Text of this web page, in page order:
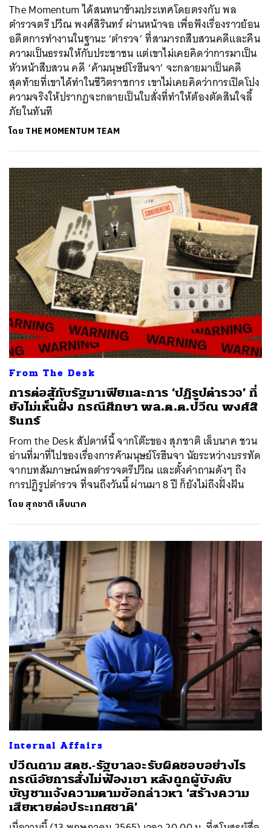
The Momentum ได้สนทนาข้ามประเทศโดยตรงกับ พล
ตำรวจตรี ปวีณ พงศ์สิรินทร์ ผ่านหน้าจอ เพื่อฟังเรื่องราวย้อน
อดีตการทำงานในฐานะ ‘ตำรวจ’ ที่สามารถสืบสวนคดีและคืน
ความเป็นธรรมให้กับประชาชน แต่เขาไม่เคยคิดว่าการมาเป็น
หัวหน้าสืบสวน คดี ‘ค้ามนุษย์โรฮีนจา’ จะกลายมาเป็นคดี
สุดท้ายที่เขาได้ทำในชีวิตราชการ เขาไม่เคยคิดว่าการเปิดโปง
ความจริงให้ปรากฏจะกลายเป็นใบสั่งที่ทำให้ต้องตัดสินใจลี้
ภัยในทันที
โดย THE MOMENTUM TEAM
From The Desk
การต่อสู้กับรัฐมาเฟียและการ ‘ปฏิรูปตำรวจ’ ที่
ยังไม่เห็นฝั่ง กรณีศึกษา พล.ต.ต.ปวีณ พงศ์สิ
รินทร์
From the Desk สัปดาห์นี้ จากโต๊ะของ สุภชาติ เล็บนาค ชวน
อ่านที่มาที่ไปของเรื่องการค้ามนุษย์โรฮีนจา นัยระหว่างบรรทัด
จากบทสัมภาษณ์พลตำรวจตรีปวีณ และตั้งคำถามดังๆ ถึง
การปฏิรูปตำรวจ ที่จนถึงวันนี้ ผ่านมา 8 ปี ก็ยังไม่ถึงฝั่งฝัน
โดย สุภชาติ เล็บนาค
Internal Affairs
ปวีณถาม สตช.-รัฐบาลจะรับผิดชอบอย่างไร
กรณีอัยการสั่งไม่ฟ้องเขา หลังถูกผู้บังคับ
บัญชาแจ้งความตามข้อกล่าวหา ‘สร้างความ
เสียหายต่อประเทศชาติ’